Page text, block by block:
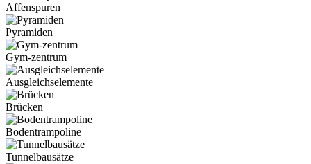
Affenspuren
Pyramiden
Gym-zentrum
Ausgleichselemente
Brücken
Bodentrampoline
Tunnelbausätze